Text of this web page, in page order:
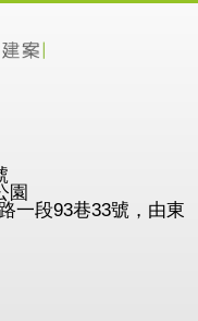
園
一段93巷33號，由東